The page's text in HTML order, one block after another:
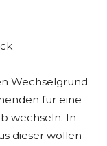
Wechselgrund
für eine
wechseln. In
dieser wollen